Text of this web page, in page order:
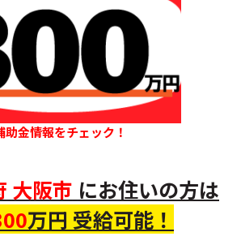
助金情報をチェック！
大阪市 にお住いの方は
万円 受給可能！